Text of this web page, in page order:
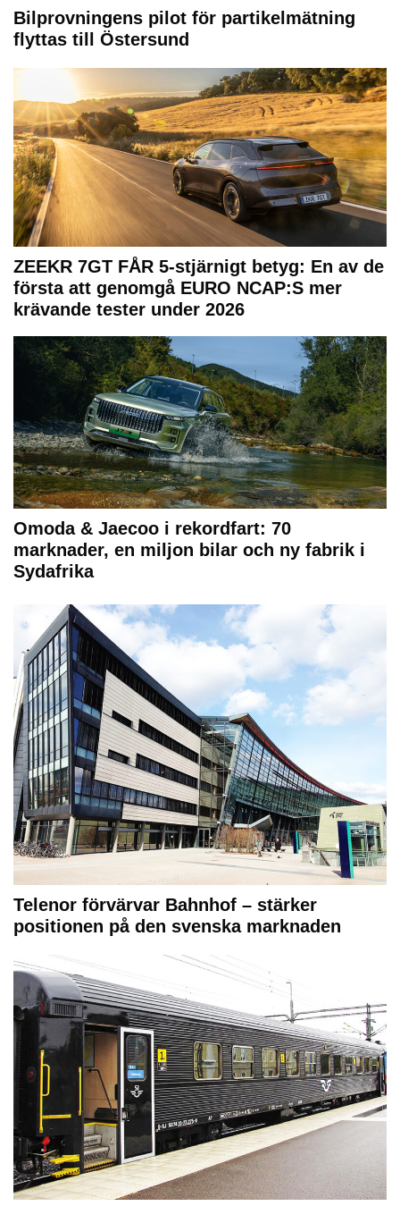
Bilprovningens pilot för partikelmätning
flyttas till Östersund
ZEEKR 7GT FÅR 5-stjärnigt betyg: En av de
första att genomgå EURO NCAP:S mer
krävande tester under 2026
Omoda & Jaecoo i rekordfart: 70
marknader, en miljon bilar och ny fabrik i
Sydafrika
Telenor förvärvar Bahnhof – stärker
positionen på den svenska marknaden